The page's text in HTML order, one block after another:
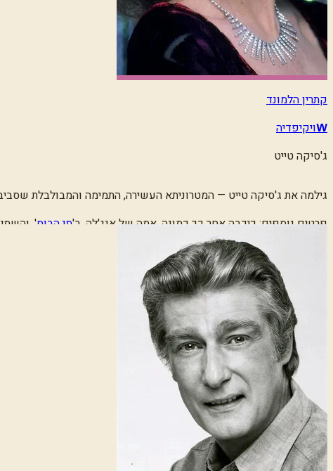
קתרין הלמונד
Wויקיפדיה
ג'סיקה טייט
גילמה את ג'סיקה טייט — המטרוניתא העשירה, התמימה והמבולבלת
פרטים נוספים: כיכבה אחר כך כמונה, אמה של אנג'לה, ב'מי הבוס'
,